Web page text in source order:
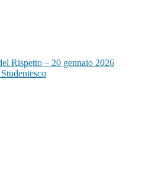
Rispetto – 20 gennaio 2026